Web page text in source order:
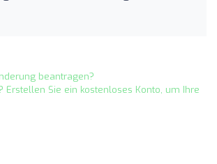
beantragen?
Erstellen Sie ein kostenloses Konto, um Ihre